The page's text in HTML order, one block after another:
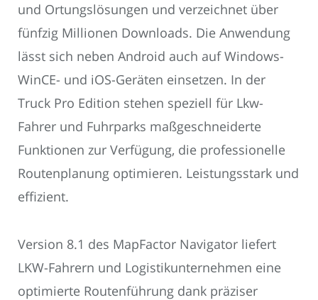
und Ortungslösungen und verzeichnet über
fünfzig Millionen Downloads. Die Anwendung
lässt sich neben Android auch auf Windows-
WinCE- und iOS-Geräten einsetzen. In der
Truck Pro Edition stehen speziell für Lkw-
Fahrer und Fuhrparks maßgeschneiderte
Funktionen zur Verfügung, die professionelle
Routenplanung optimieren. Leistungsstark und
effizient.
Version 8.1 des MapFactor Navigator liefert
LKW-Fahrern und Logistikunternehmen eine
optimierte Routenführung dank präziser